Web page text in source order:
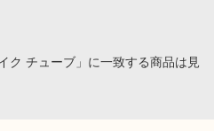
ク チューブ」に一致する商品は見